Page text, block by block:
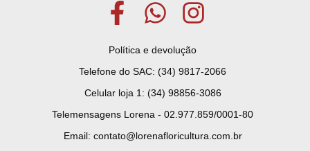
Política e devolução
Telefone do SAC: (34) 9817-2066
Celular loja 1: (34) 98856-3086
Telemensagens Lorena - 02.977.859/0001-80
Email: contato@lorenafloricultura.com.br